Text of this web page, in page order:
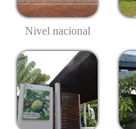
Nivel nacional